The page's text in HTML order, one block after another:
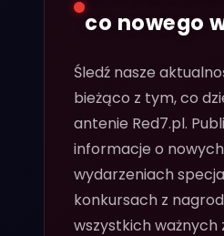
21 MAJ 2026
dostępna! Zabierz
ze sobą
17 LIP 2026
Letnia Strefa RED7
21 MAJ 2026
BACK TO THE
Legend w CK Wiatrak!
co nowego
Śledź nasze
bieżąco z tym, co
antenie Red7.pl.
informacje o
wydarzeniach
konkursach z
wszystkich ważnych